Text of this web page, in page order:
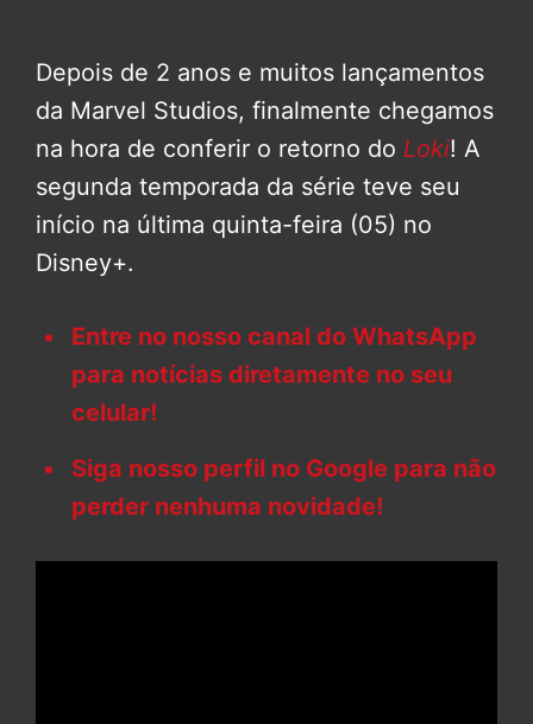
Depois de 2 anos e muitos lançamentos
da Marvel Studios, finalmente chegamos
na hora de conferir o retorno do Loki! A
segunda temporada da série teve seu
início na última quinta-feira (05) no
Disney+.
Entre no nosso canal do WhatsApp
para notícias diretamente no seu
celular!
Siga nosso perfil no Google para não
perder nenhuma novidade!